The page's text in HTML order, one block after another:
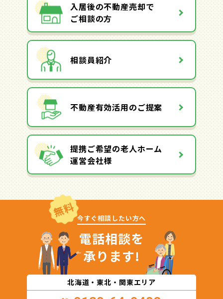
入居後の不動産売却で
ご相談の方
相談員紹介
不動産有効活用のご提案
提携ご希望の老人ホーム
運営会社様
無料 今すぐ相談したい方へ
電話相談を
承ります!
北海道・東北・関東エリア